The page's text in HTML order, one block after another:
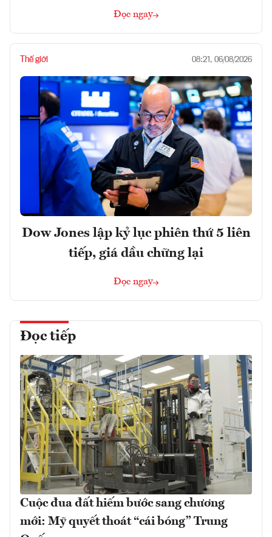
Đọc ngay
Thế giới 08:21, 06/08/2026
Dow Jones lập kỷ lục phiên thứ 5 liên
tiếp, giá dầu chững lại
Đọc ngay
Đọc tiếp
Cuộc đua đất hiếm bước sang chương
mới: Mỹ quyết thoát “cái bóng” Trung